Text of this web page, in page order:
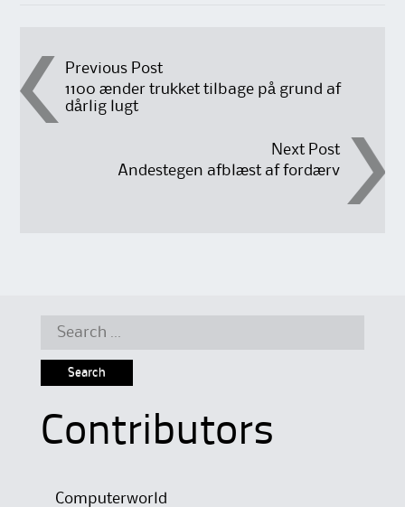
Post
navigation
Previous Post
1100 ænder trukket tilbage på grund af
dårlig lugt
Next Post
Andestegen afblæst af fordærv
Search
Contributors
Computerworld